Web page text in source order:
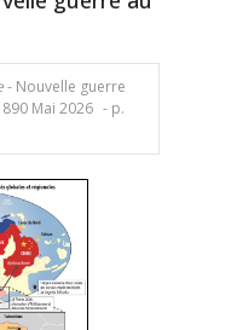
- Nouvelle guerre
890 Mai 2026 - p.